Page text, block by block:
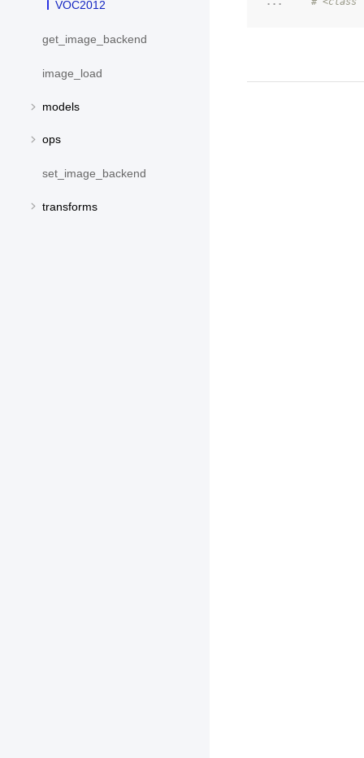
VOC2012
get_image_backend
image_load
models
ops
set_image_backend
transforms